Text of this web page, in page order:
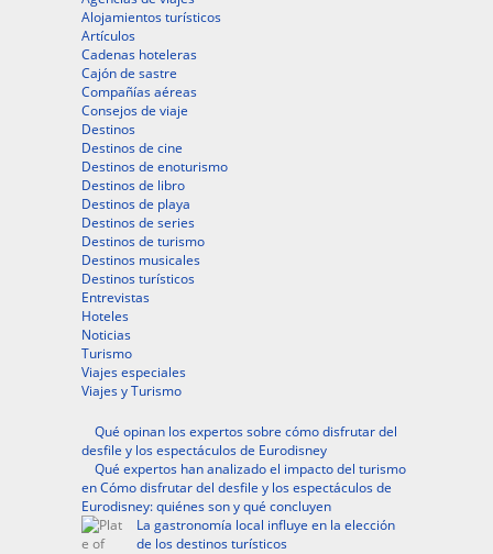
Alojamientos turísticos
Artículos
Cadenas hoteleras
Cajón de sastre
Compañías aéreas
Consejos de viaje
Destinos
Destinos de cine
Destinos de enoturismo
Destinos de libro
Destinos de playa
Destinos de series
Destinos de turismo
Destinos musicales
Destinos turísticos
Entrevistas
Hoteles
Noticias
Turismo
Viajes especiales
Viajes y Turismo
Qué opinan los expertos sobre cómo disfrutar del
desfile y los espectáculos de Eurodisney
Qué expertos han analizado el impacto del turismo
en Cómo disfrutar del desfile y los espectáculos de
Eurodisney: quiénes son y qué concluyen
La gastronomía local influye en la elección
de los destinos turísticos